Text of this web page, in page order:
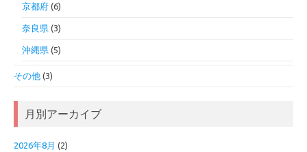
京都府 (6)
奈良県 (3)
沖縄県 (5)
その他 (3)
月別アーカイブ
2026年8月 (2)